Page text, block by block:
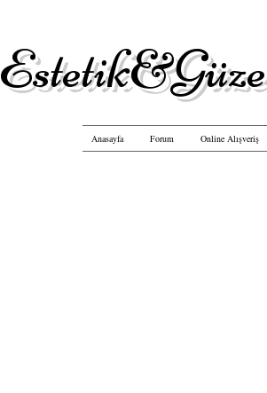
Anasayfa Forum Online Alışveriş